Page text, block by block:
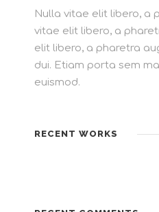
Nulla vitae elit libero, a
vitae elit libero, a
elit libero, a pharetra
dui. Etiam porta sem
euismod.
RECENT WORKS